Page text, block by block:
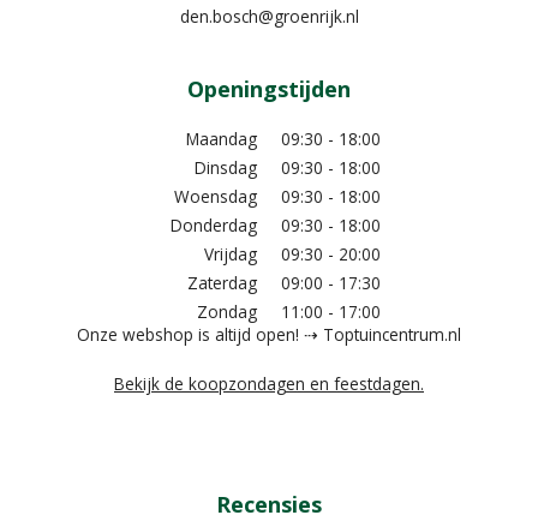
den.bosch@groenrijk.nl
Openingstijden
Maandag
09:30 - 18:00
Dinsdag
09:30 - 18:00
Woensdag
09:30 - 18:00
Donderdag
09:30 - 18:00
Vrijdag
09:30 - 20:00
Zaterdag
09:00 - 17:30
Zondag
11:00 - 17:00
Onze webshop is altijd open! ⇢ Toptuincentrum.nl
Bekijk de koopzondagen en feestdagen.
Recensies